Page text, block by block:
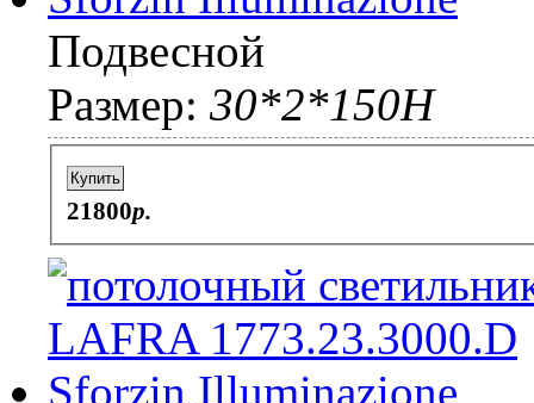
Подвесной
Размер: 30*2*150H
Купить
21800p.